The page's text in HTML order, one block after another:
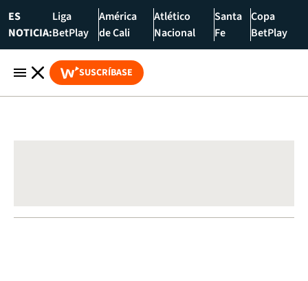
ES
NOTICIA:
Liga
BetPlay
América
de Cali
Atlético
Nacional
Santa
Fe
Copa
BetPlay
SUSCRÍBASE